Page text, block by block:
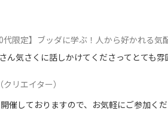
代限定】ブッダに学ぶ！人から好かれる気配
ん気さくに話しかけてくださってとても
（クリエイター）
催しておりますので、お気軽にご参加く